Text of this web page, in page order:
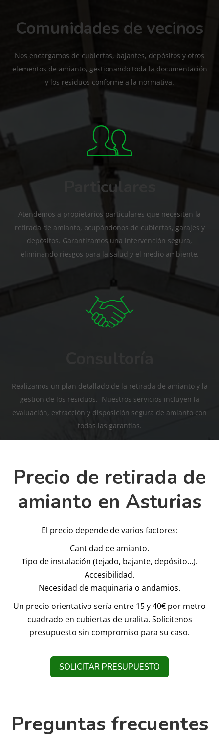
Comunidades de vecinos
Nos encargamos de cubiertas, bajantes, depósitos y otros
elementos de amianto, gestionando toda la documentación
y los residuos conforme a la normativa.
Particulares
Atendemos a propietarios particulares que necesiten la
retirada de amianto, ocupándonos de cubiertas, garajes y
depósitos. Garantizamos una intervención segura,
eliminando riesgos para la salud y el medio ambiente.
Realizamos un plan detallado de la retirada de amianto y la
gestión de los residuos. Nuestros servicios incluyen la
evaluación, extracción y disposición segura de amianto con
todas las garantías.
Precio de retirada de
amianto en Asturias
El precio depende de varios factores:
Cantidad de amianto.
Tipo de instalación (tejado, bajante, depósito…).
Accesibilidad.
Necesidad de maquinaria o andamios.
Un precio orientativo sería entre 15 y 40€ por metro
cuadrado en cubiertas de uralita. Solícitenos
presupuesto sin compromiso para su caso.
SOLICITAR PRESUPUESTO
Preguntas frecuentes